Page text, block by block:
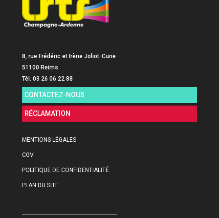
8, rue Frédéric et Irène Joliot-Curie
51100 Reims
Tél. 03 26 06 22 88
CONTACTEZ-NOUS
RÉCLAMATION
MENTIONS LÉGALES
CGV
POLITIQUE DE CONFIDENTIALITÉ
PLAN DU SITE